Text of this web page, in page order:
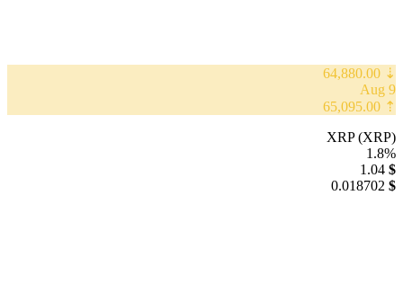
⇣ 64,880.00
9 Aug
⇡ 65,095.00
XRP (XRP)
1.8%
$
1.04
$
0.018702